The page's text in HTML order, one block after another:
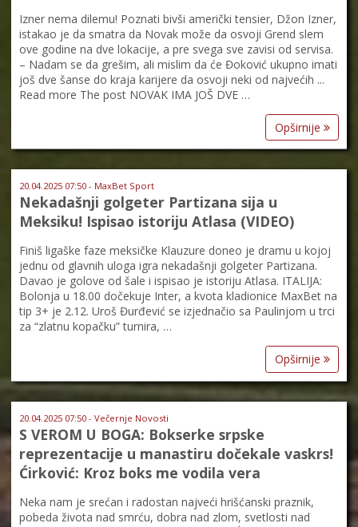
Izner nema dilemu! Poznati bivši američki tensier, Džon Izner,
istakao je da smatra da Novak može da osvoji Grend slem
ove godine na dve lokacije, a pre svega sve zavisi od servisa.
– Nadam se da grešim, ali mislim da će Đoković ukupno imati
još dve šanse do kraja karijere da osvoji neki od najvećih ...
Read more The post NOVAK IMA JOŠ DVE …
Opširnije
20.04.2025 07:50 - MaxBet Sport
Nekadašnji golgeter Partizana sija u
Meksiku! Ispisao istoriju Atlasa (VIDEO)
Finiš ligaške faze meksičke Klauzure doneo je dramu u kojoj
jednu od glavnih uloga igra nekadašnji golgeter Partizana.
Davao je golove od šale i ispisao je istoriju Atlasa. ITALIJA:
Bolonja u 18.00 dočekuje Inter, a kvota kladionice MaxBet na
tip 3+ je 2.12. Uroš Đurđević se izjednačio sa Paulinjom u trci
za “zlatnu kopačku” turnira, …
Opširnije
20.04.2025 07:50 - Večernje Novosti
S VEROM U BOGA: Bokserke srpske
reprezentacije u manastiru dočekale vaskrs!
Ćirković: Kroz boks me vodila vera
Neka nam je srećan i radostan najveći hrišćanski praznik,
pobeda života nad smrću, dobra nad zlom, svetlosti nad